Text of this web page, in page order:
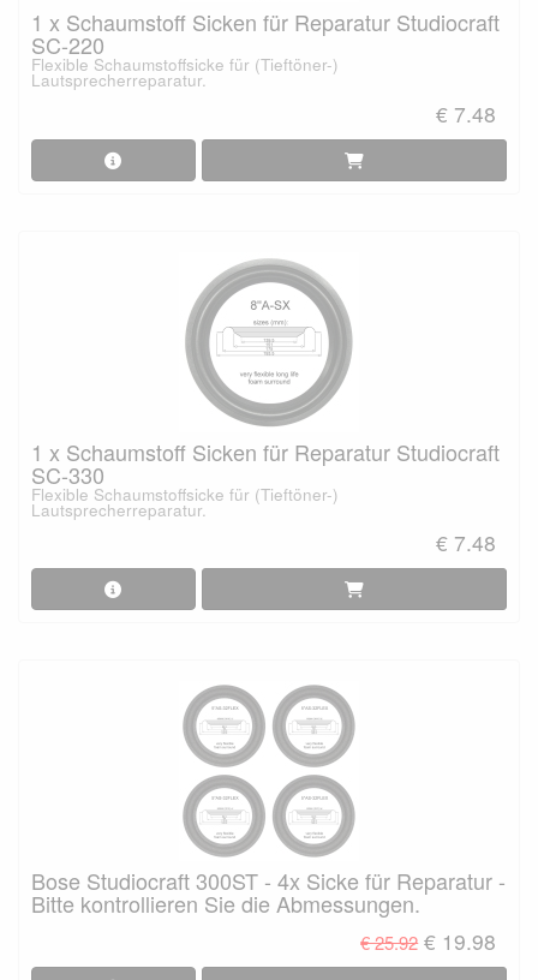
1 x Schaumstoff Sicken für Reparatur Studiocraft
SC-220
Flexible Schaumstoffsicke für (Tieftöner-)
Lautsprecherreparatur.
€ 7.48
1 x Schaumstoff Sicken für Reparatur Studiocraft
SC-330
Flexible Schaumstoffsicke für (Tieftöner-)
Lautsprecherreparatur.
€ 7.48
Bose Studiocraft 300ST - 4x Sicke für Reparatur -
Bitte kontrollieren Sie die Abmessungen.
€ 25.92 € 19.98